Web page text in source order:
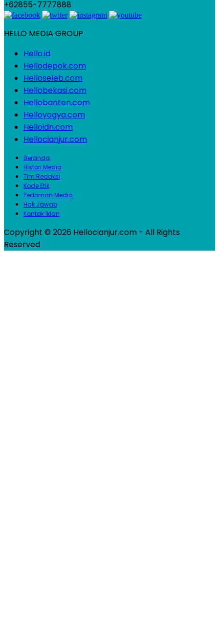
+62855-7777888
HELLO MEDIA GROUP
Hello.id
Hellodepok.com
Helloseleb.com
Hellobekasi.com
Hellobanten.com
Helloyogya.com
Helloidn.com
Hellocianjur.com
Beranda
Histori Media
Tim Redaksi
Kode Etik
Pedoman Media
Hak Jawab
Kontak Iklan
Copyright © 2026 Hellocianjur.com - All Rights
Reserved